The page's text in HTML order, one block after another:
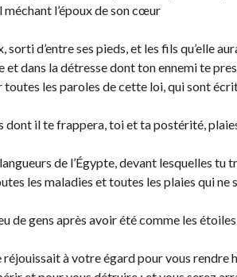
l’époux de son cœur
d’entre ses pieds, et les fils qu’elle
et dans la détresse dont ton ennemi te
toutes les paroles de cette loi, qui sont
dont il te frappera, toi et ta postérité,
de l’Égypte, devant lesquelles tu
les maladies et toutes les plaies qui ne
de gens après avoir été comme les
réjouissait à votre égard pour vous rendre